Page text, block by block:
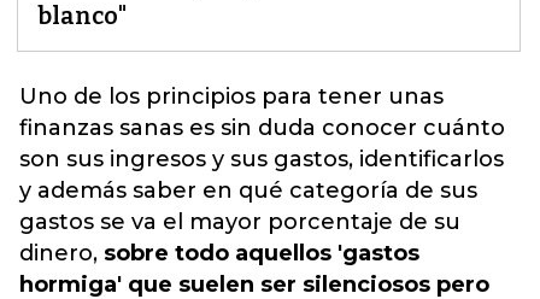
blanco"
Uno de los principios para tener unas
finanzas sanas es sin duda conocer cuánto
son sus ingresos y sus gastos, identificarlos
y además saber en qué categoría de sus
gastos se va el mayor porcentaje de su
dinero, sobre todo aquellos 'gastos
hormiga' que suelen ser silenciosos pero